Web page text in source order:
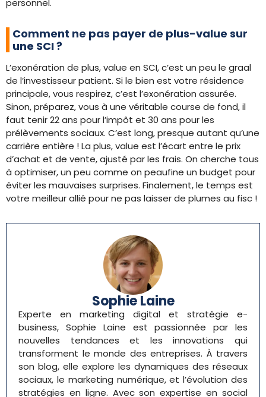
personnel.
Comment ne pas payer de plus-value sur
une SCI ?
L’exonération de plus, value en SCI, c’est un peu le graal
de l’investisseur patient. Si le bien est votre résidence
principale, vous respirez, c’est l’exonération assurée.
Sinon, préparez, vous à une véritable course de fond, il
faut tenir 22 ans pour l’impôt et 30 ans pour les
prélèvements sociaux. C’est long, presque autant qu’une
carrière entière ! La plus, value est l’écart entre le prix
d’achat et de vente, ajusté par les frais. On cherche tous
à optimiser, un peu comme on peaufine un budget pour
éviter les mauvaises surprises. Finalement, le temps est
votre meilleur allié pour ne pas laisser de plumes au fisc !
Sophie Laine
Experte en marketing digital et stratégie e-
business, Sophie Laine est passionnée par les
nouvelles tendances et les innovations qui
transforment le monde des entreprises. À travers
son blog, elle explore les dynamiques des réseaux
sociaux, le marketing numérique, et l’évolution des
stratégies en ligne. Avec son expertise en social